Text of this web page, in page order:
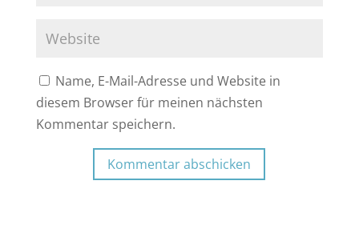
Name, E-Mail-Adresse und Website in
diesem Browser für meinen nächsten
Kommentar speichern.
Kommentar abschicken